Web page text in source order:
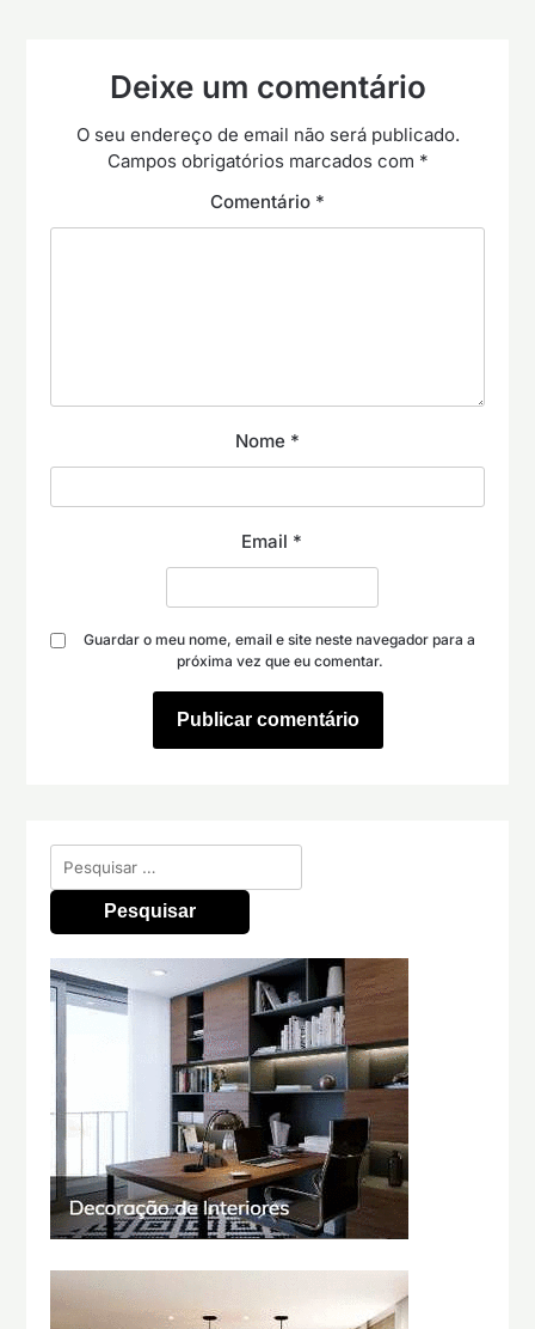
Deixe um comentário
O seu endereço de email não será publicado.
Campos obrigatórios marcados com *
Comentário *
Nome *
Email *
Guardar o meu nome, email e site neste navegador para a
próxima vez que eu comentar.
Pesquisar
por: